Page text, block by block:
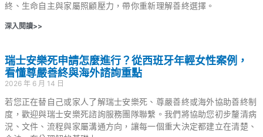
終、生命自主與家屬照顧壓力，帶你重新理解善終選擇。
深入閱讀>>
瑞士安樂死申請怎麼進行？從西班牙年輕女性案例，
看懂尊嚴善終與海外諮詢重點
2026 年 6 月 14 日
若您正在替自己或家人了解瑞士安樂死、尊嚴善終或海外協助善終制
度，歡迎與瑞士安樂死諮詢服務團隊聯繫。我們將協助您初步釐清病
況、文件、流程與家屬溝通方向，讓每一個重大決定都建立在清楚、